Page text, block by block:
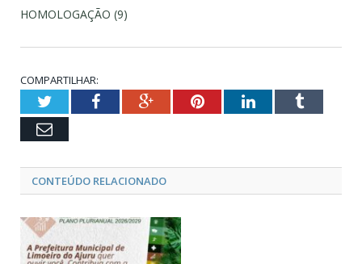
HOMOLOGAÇÃO (9)
COMPARTILHAR:
TwitterFacebookGoogle+PinterestLinkedInTumblr
Email
CONTEÚDO RELACIONADO